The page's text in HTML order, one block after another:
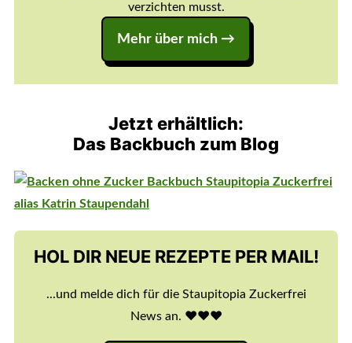
verzichten musst.
Mehr über mich →
Jetzt erhältlich:
Das Backbuch zum Blog
HOL DIR NEUE REZEPTE PER MAIL!
...und melde dich für die Staupitopia Zuckerfrei
News an. ♥️♥️♥️